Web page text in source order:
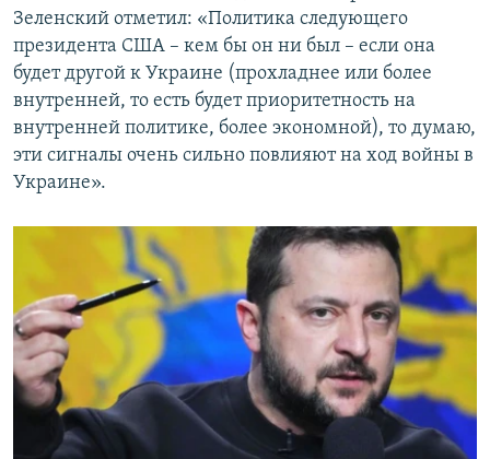
Зеленский отметил: «Политика следующего
президента США – кем бы он ни был – если она
будет другой к Украине (прохладнее или более
внутренней, то есть будет приоритетность на
внутренней политике, более экономной), то думаю,
эти сигналы очень сильно повлияют на ход войны в
Украине».